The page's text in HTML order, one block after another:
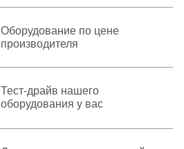
Оборудование по цене
производителя
Тест-драйв нашего
оборудования у вас